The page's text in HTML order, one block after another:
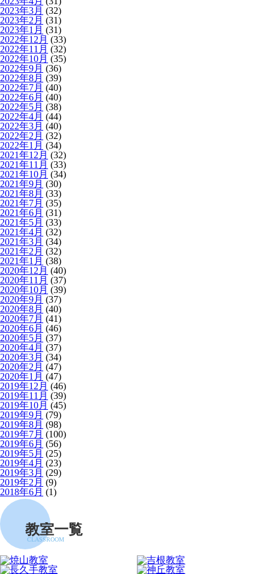
2023年3月 (32)
2023年2月 (31)
2023年1月 (31)
2022年12月 (33)
2022年11月 (32)
2022年10月 (35)
2022年9月 (36)
2022年8月 (39)
2022年7月 (40)
2022年6月 (40)
2022年5月 (38)
2022年4月 (44)
2022年3月 (40)
2022年2月 (32)
2022年1月 (34)
2021年12月 (32)
2021年11月 (33)
2021年10月 (34)
2021年9月 (30)
2021年8月 (33)
2021年7月 (35)
2021年6月 (31)
2021年5月 (33)
2021年4月 (32)
2021年3月 (34)
2021年2月 (32)
2021年1月 (38)
2020年12月 (40)
2020年11月 (37)
2020年10月 (39)
2020年9月 (37)
2020年8月 (40)
2020年7月 (41)
2020年6月 (46)
2020年5月 (37)
2020年4月 (37)
2020年3月 (34)
2020年2月 (47)
2020年1月 (47)
2019年12月 (46)
2019年11月 (39)
2019年10月 (45)
2019年9月 (79)
2019年8月 (98)
2019年7月 (100)
2019年6月 (56)
2019年5月 (25)
2019年4月 (23)
2019年3月 (29)
2019年2月 (9)
2018年6月 (1)
教室一覧
CLASSROOM